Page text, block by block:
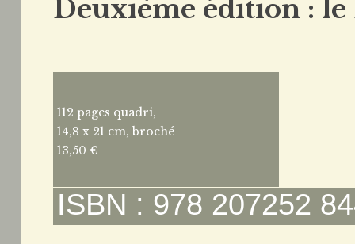
Deuxième édition : le
112 pages quadri,
14,8 x 21 cm, broché
13,50 €
ISBN : 978 207252